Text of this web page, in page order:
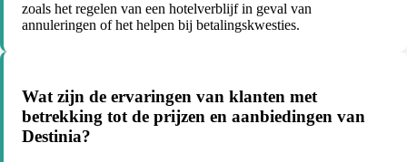
zoals het regelen van een hotelverblijf in geval van
annuleringen of het helpen bij betalingskwesties.
Wat zijn de ervaringen van klanten met
betrekking tot de prijzen en aanbiedingen van
Destinia?